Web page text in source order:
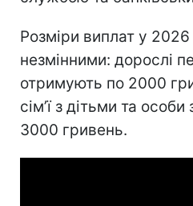
Розміри виплат у
незмінними: дорослі
отримують по 2000
сімʼї з дітьми та
3000 гривень.